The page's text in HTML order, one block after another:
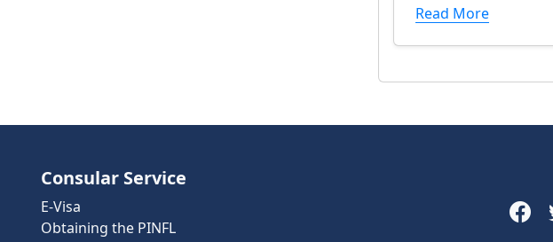
Read More
Consular Service
E-Visa
Obtaining the PINFL